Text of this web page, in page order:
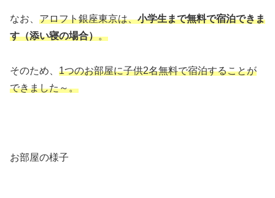
なお、 アロフト銀座東京は、小学生まで無料で宿泊できま
す（添い寝の場合）。
そのため、 1つのお部屋に子供2名無料で宿泊することが
できました～。
お部屋の様子